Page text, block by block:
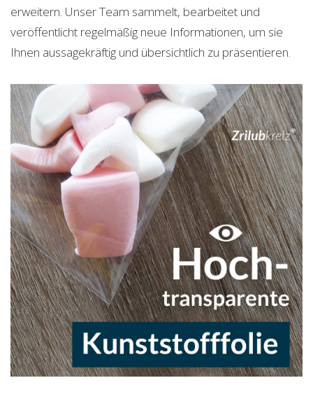
erweitern. Unser Team sammelt, bearbeitet und
veröffentlicht regelmäßig neue Informationen, um sie
Ihnen aussagekräftig und übersichtlich zu präsentieren.